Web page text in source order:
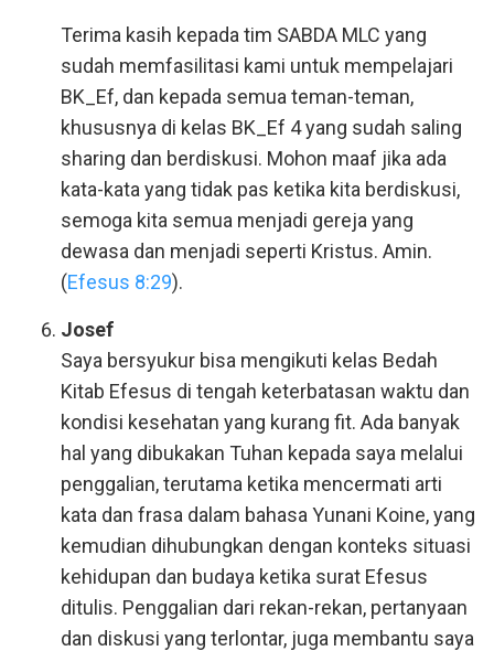
Terima kasih kepada tim SABDA MLC yang
sudah memfasilitasi kami untuk mempelajari
BK_Ef, dan kepada semua teman-teman,
khususnya di kelas BK_Ef 4 yang sudah saling
sharing dan berdiskusi. Mohon maaf jika ada
kata-kata yang tidak pas ketika kita berdiskusi,
semoga kita semua menjadi gereja yang
dewasa dan menjadi seperti Kristus. Amin.
(Efesus 8:29).
Josef
Saya bersyukur bisa mengikuti kelas Bedah
Kitab Efesus di tengah keterbatasan waktu dan
kondisi kesehatan yang kurang fit. Ada banyak
hal yang dibukakan Tuhan kepada saya melalui
penggalian, terutama ketika mencermati arti
kata dan frasa dalam bahasa Yunani Koine, yang
kemudian dihubungkan dengan konteks situasi
kehidupan dan budaya ketika surat Efesus
ditulis. Penggalian dari rekan-rekan, pertanyaan
dan diskusi yang terlontar, juga membantu saya